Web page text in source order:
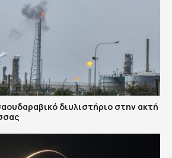
διυλιστήριο στην ακτή